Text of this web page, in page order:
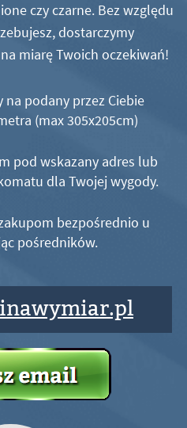
czy czarne. Bez względu
dostarczymy
miarę Twoich oczekiwań!
na podany przez Ciebie
(max 305x205cm)
pod wskazany adres lub
dla Twojej wygody.
bezpośrednio u
pośredników.